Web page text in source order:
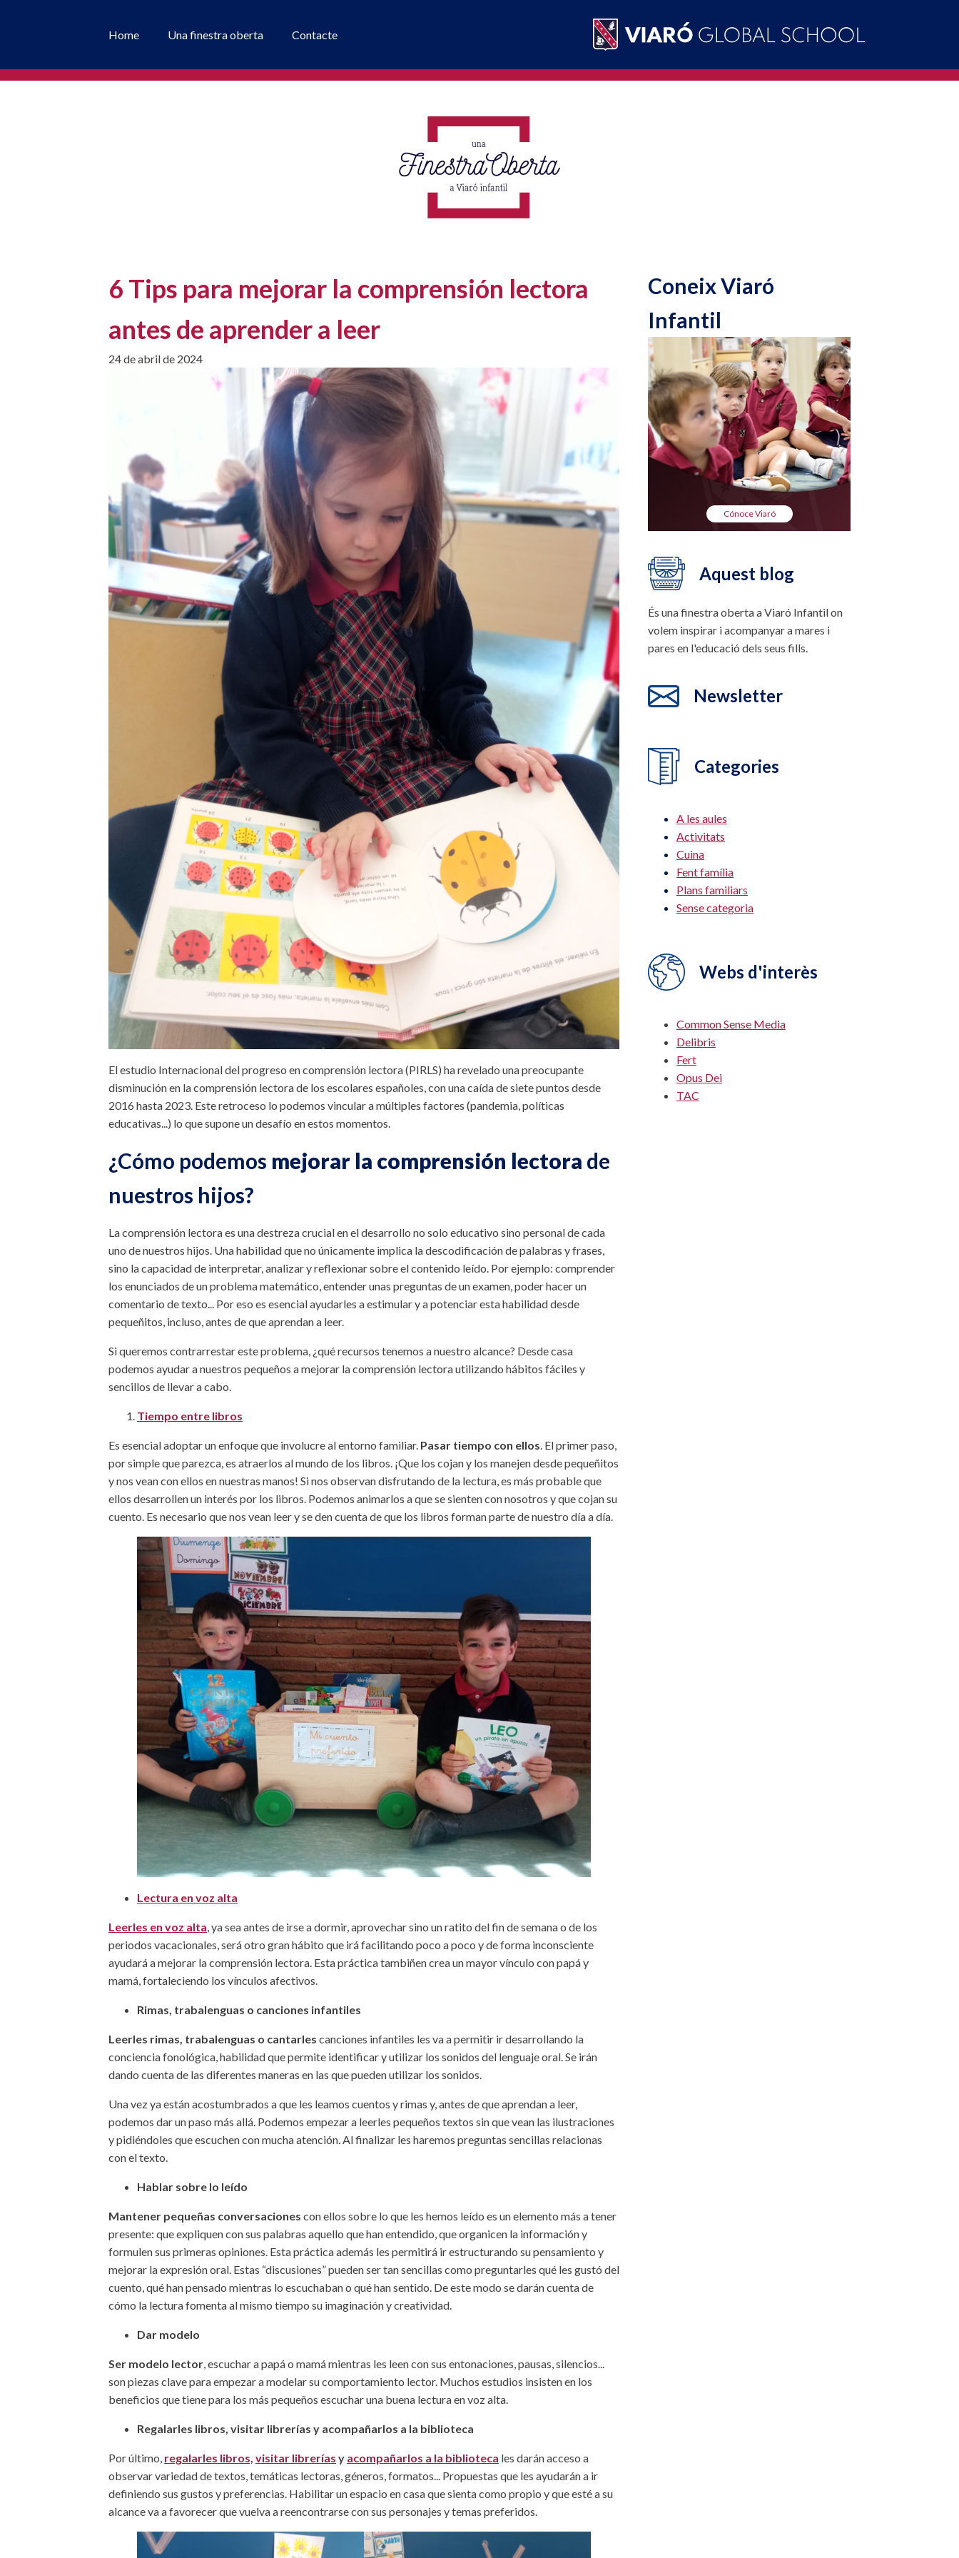
Home Una finestra oberta Contacte
6 Tips para mejorar la comprensión lectora
antes de aprender a leer
24 de abril de 2024
El estudio Internacional del progreso en comprensión lectora (PIRLS) ha revelado una preocupante
disminución en la comprensión lectora de los escolares españoles, con una caída de siete puntos desde
2016 hasta 2023. Este retroceso lo podemos vincular a múltiples factores (pandemia, políticas
educativas...) lo que supone un desafío en estos momentos.
¿Cómo podemos mejorar la comprensión lectora de
nuestros hijos?
La comprensión lectora es una destreza crucial en el desarrollo no solo educativo sino personal de cada
uno de nuestros hijos. Una habilidad que no únicamente implica la descodificación de palabras y frases,
sino la capacidad de interpretar, analizar y reflexionar sobre el contenido leído. Por ejemplo: comprender
los enunciados de un problema matemático, entender unas preguntas de un examen, poder hacer un
comentario de texto... Por eso es esencial ayudarles a estimular y a potenciar esta habilidad desde
pequeñitos, incluso, antes de que aprendan a leer.
Si queremos contrarrestar este problema, ¿qué recursos tenemos a nuestro alcance? Desde casa
podemos ayudar a nuestros pequeños a mejorar la comprensión lectora utilizando hábitos fáciles y
sencillos de llevar a cabo.
Tiempo entre libros
Es esencial adoptar un enfoque que involucre al entorno familiar. Pasar tiempo con ellos . El primer paso,
por simple que parezca, es atraerlos al mundo de los libros. ¡Que los cojan y los manejen desde pequeñitos
y nos vean con ellos en nuestras manos! Si nos observan disfrutando de la lectura, es más probable que
ellos desarrollen un interés por los libros. Podemos animarlos a que se sienten con nosotros y que cojan su
cuento. Es necesario que nos vean leer y se den cuenta de que los libros forman parte de nuestro día a día.
Lectura en voz alta
Leerles en voz alta , ya sea antes de irse a dormir, aprovechar sino un ratito del fin de semana o de los
periodos vacacionales, será otro gran hábito que irá facilitando poco a poco y de forma inconsciente
ayudará a mejorar la comprensión lectora. Esta práctica tambiñen crea un mayor vínculo con papá y
mamá, fortaleciendo los vínculos afectivos.
Rimas, trabalenguas o canciones infantiles
Leerles rimas, trabalenguas o cantarles canciones infantiles les va a permitir ir desarrollando la
conciencia fonológica, habilidad que permite identificar y utilizar los sonidos del lenguaje oral. Se irán
dando cuenta de las diferentes maneras en las que pueden utilizar los sonidos.
Una vez ya están acostumbrados a que les leamos cuentos y rimas y, antes de que aprendan a leer,
podemos dar un paso más allá. Podemos empezar a leerles pequeños textos sin que vean las ilustraciones
y pidiéndoles que escuchen con mucha atención. Al finalizar les haremos preguntas sencillas relacionas
con el texto.
Hablar sobre lo leído
Mantener pequeñas conversaciones con ellos sobre lo que les hemos leído es un elemento más a tener
presente: que expliquen con sus palabras aquello que han entendido, que organicen la información y
formulen sus primeras opiniones. Esta práctica además les permitirá ir estructurando su pensamiento y
mejorar la expresión oral. Estas “discusiones” pueden ser tan sencillas como preguntarles qué les gustó del
cuento, qué han pensado mientras lo escuchaban o qué han sentido. De este modo se darán cuenta de
cómo la lectura fomenta al mismo tiempo su imaginación y creatividad.
Dar modelo
Ser modelo lector , escuchar a papá o mamá mientras les leen con sus entonaciones, pausas, silencios...
son piezas clave para empezar a modelar su comportamiento lector. Muchos estudios insisten en los
beneficios que tiene para los más pequeños escuchar una buena lectura en voz alta.
Regalarles libros, visitar librerías y acompañarlos a la biblioteca
Por último, regalarles libros, visitar librerías y acompañarlos a la biblioteca les darán acceso a
observar variedad de textos, temáticas lectoras, géneros, formatos... Propuestas que les ayudarán a ir
definiendo sus gustos y preferencias. Habilitar un espacio en casa que sienta como propio y que esté a su
alcance va a favorecer que vuelva a reencontrarse con sus personajes y temas preferidos.
Coneix Viaró
Infantil
Cónoce Viaró
Aquest blog
És una finestra oberta a Viaró Infantil on
volem inspirar i acompanyar a mares i
pares en l'educació dels seus fills.
Newsletter
Categories
A les aules
Activitats
Cuina
Fent família
Plans familiars
Sense categoria
Webs d'interès
Common Sense Media
Delibris
Fert
Opus Dei
TAC